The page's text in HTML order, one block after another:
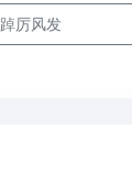
踔厉风发